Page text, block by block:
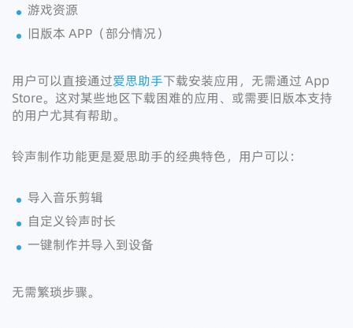
游戏资源
旧版本 APP（部分情况）
用户可以直接通过爱思助手下载安装应用，无需通过 App
Store。这对某些地区下载困难的应用、或需要旧版本支持
的用户尤其有帮助。
铃声制作功能更是爱思助手的经典特色，用户可以：
导入音乐剪辑
自定义铃声时长
一键制作并导入到设备
无需繁琐步骤。